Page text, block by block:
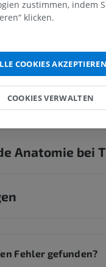
1
> Approximalfläche>
Strukturen:Für
zugehörigen Strukturen
Anatomie bei
Fehler gefunden?
zustimmen, indem
klicken.
COOKIES AKZEPTIEREN
COOKIES VERWALTEN